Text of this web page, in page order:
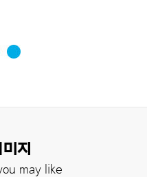
지
may like